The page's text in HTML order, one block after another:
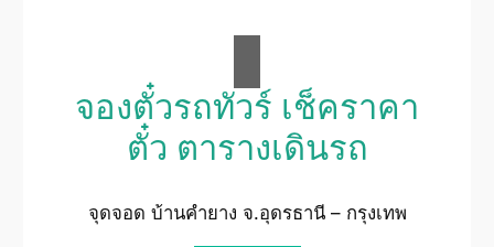
จองตั๋วรถทัวร์ เช็คราคา
ตั๋ว ตารางเดินรถ
จุดจอด บ้านคำยาง จ.อุดรธานี – กรุงเทพ